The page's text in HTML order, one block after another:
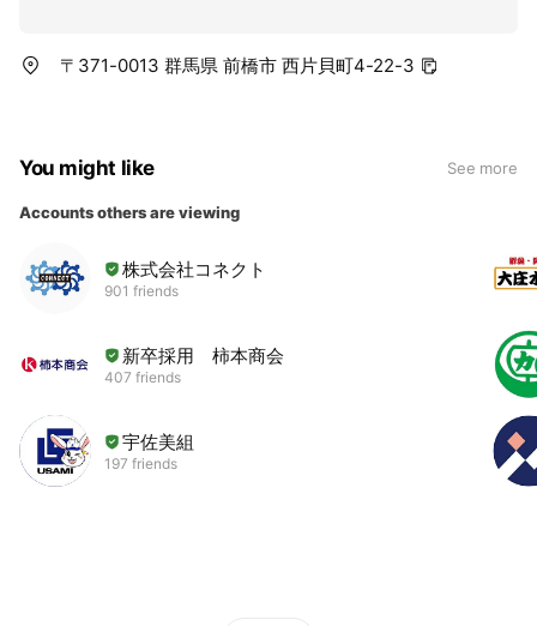
〒371-0013 群馬県 前橋市 西片貝町4-22-3
You might like See more
Accounts others are viewing
株式会社コネクト
901 friends
新卒採用 柿本商会
407 friends
宇佐美組
197 friends